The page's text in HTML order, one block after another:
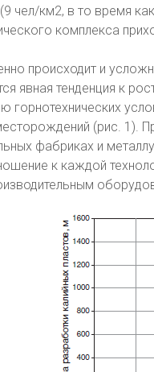
(9 чел/км2, в то время
комплекса
происходит и
явная тенденция к
горнотехнических
(рис. 1).
фабриках и
к каждой